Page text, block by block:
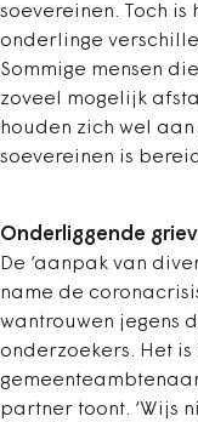
soevereinen. Toch is
onderlinge
Sommige mensen
zoveel mogelijk
houden zich wel
soevereinen is
Onderliggende
De ‘aanpak van
name de
wantrouwen jegens
onderzoekers. Het
partner toont. ‘Wijs